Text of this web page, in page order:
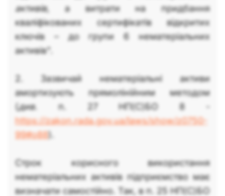
активів, а витрати на придбання
кваліфікованих сертифікатів відкритих
ключів – до групи 6 нематеріальних
активів".
2. Зазвичай нематеріальні активи
амортизують прямолінійним методом
(див.п. 27 НП(С)БО 8 -
https://zakon.rada.gov.ua/laws/show/z0750-
99#o88).
Строк корисного використання
нематеріальних активів підприємство має
визначати самостійно. Так, в п. 25 НП(С)БО